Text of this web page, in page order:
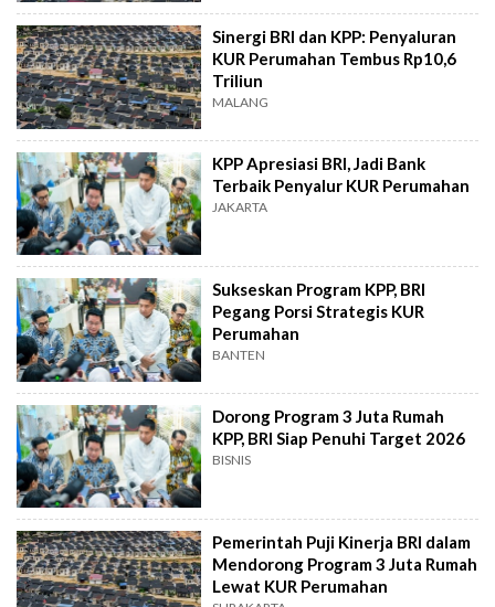
Sinergi BRI dan KPP: Penyaluran
KUR Perumahan Tembus Rp10,6
Triliun
MALANG
KPP Apresiasi BRI, Jadi Bank
Terbaik Penyalur KUR Perumahan
JAKARTA
Sukseskan Program KPP, BRI
Pegang Porsi Strategis KUR
Perumahan
BANTEN
Dorong Program 3 Juta Rumah
KPP, BRI Siap Penuhi Target 2026
BISNIS
Pemerintah Puji Kinerja BRI dalam
Mendorong Program 3 Juta Rumah
Lewat KUR Perumahan